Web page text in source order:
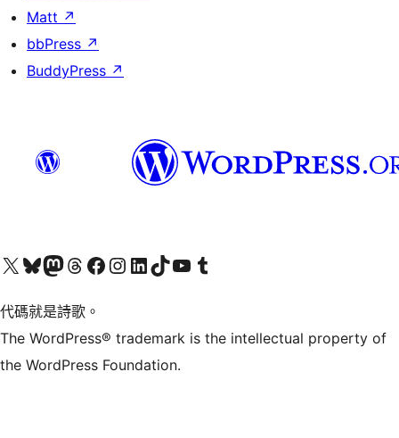
Matt ↗
bbPress ↗
BuddyPress ↗
Visit our X (formerly Twitter) account
Visit our Bluesky account
Visit our Mastodon account
Visit our Threads account
訪問我們的 Facebook 專頁Visit our Instagram account
Visit our LinkedIn account
Visit our TikTok account
Visit our YouTube channel
Visit our Tumblr account
代碼就是詩歌。
The WordPress® trademark is the intellectual property of
the WordPress Foundation.